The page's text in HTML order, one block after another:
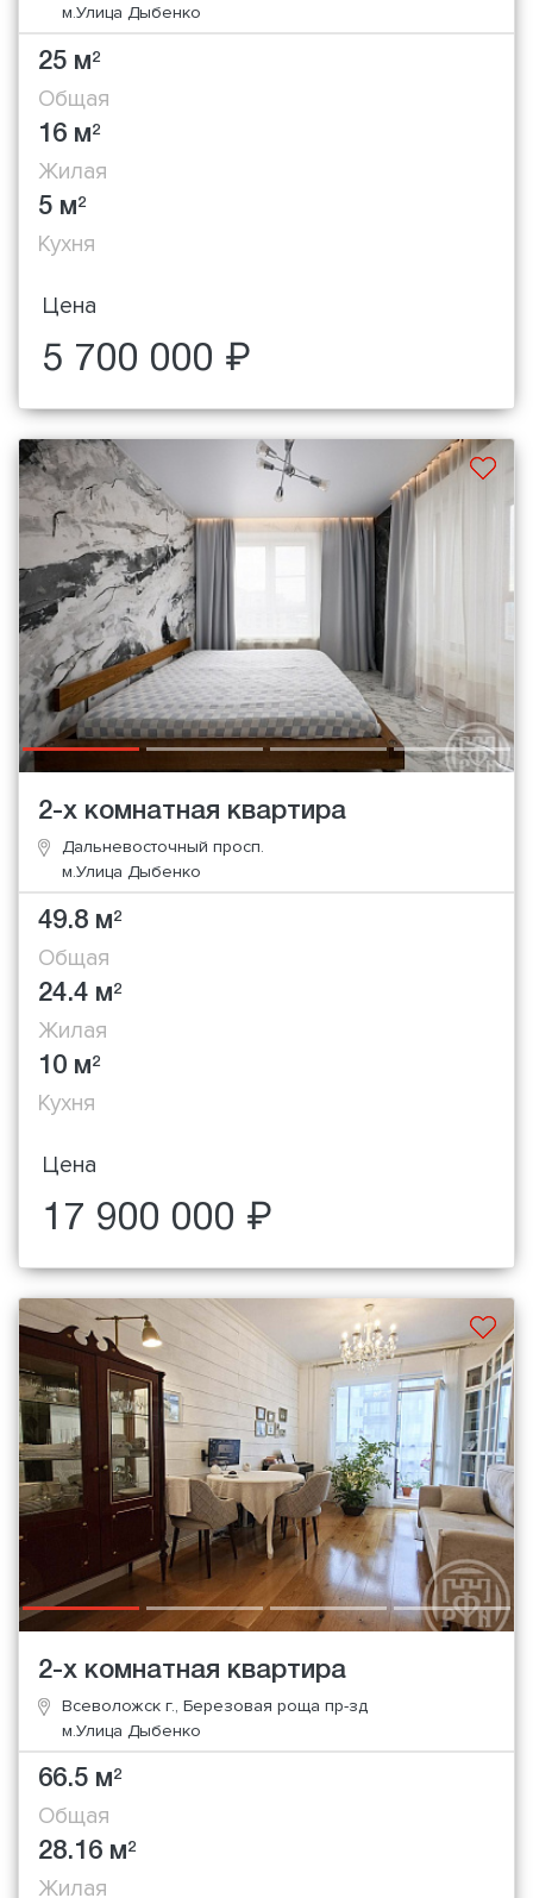
м.Улица Дыбенко
25 м2
Общая
16 м2
Жилая
5 м2
Кухня
Цена
5 700 000 ₽
2-х комнатная квартира
Дальневосточный просп.
м.Улица Дыбенко
49.8 м2
Общая
24.4 м2
Жилая
10 м2
Кухня
Цена
17 900 000 ₽
2-х комнатная квартира
Всеволожск г., Березовая роща пр-зд
м.Улица Дыбенко
66.5 м2
Общая
28.16 м2
Жилая